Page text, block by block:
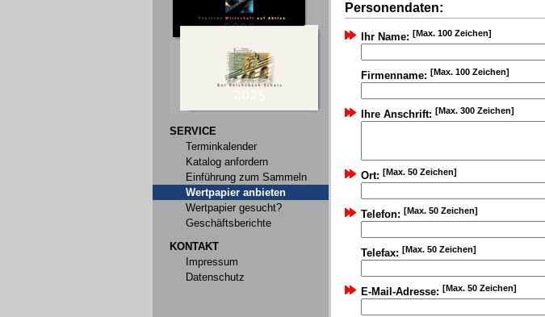
SERVICE
Terminkalender
Katalog anfordern
Einführung zum Sammeln
Wertpapier anbieten
Wertpapier gesucht?
Geschäftsberichte
KONTAKT
Impressum
Datenschutz
Personendaten:
Ihr Name: [Max. 100 Zeichen]
Firmenname: [Max. 100 Zeichen]
Ihre Anschrift: [Max. 300 Zeichen]
Ort: [Max. 50 Zeichen]
Telefon: [Max. 50 Zeichen]
Telefax: [Max. 50 Zeichen]
E-Mail-Adresse: [Max. 50 Zeichen]